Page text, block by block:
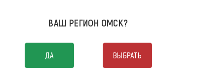
ВАШ РЕГИОН ОМСК?
ДА ВЫБРАТЬ